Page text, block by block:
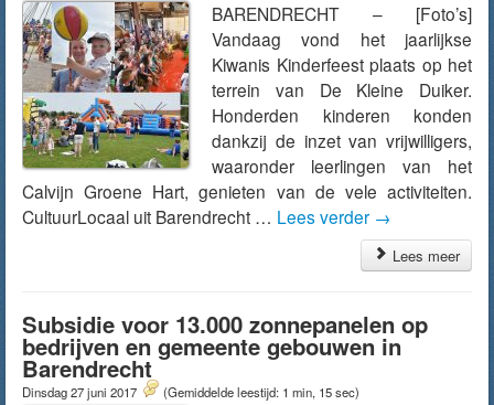
BARENDRECHT – [Foto’s]
Vandaag vond het jaarlijkse
Kiwanis Kinderfeest plaats op het
terrein van De Kleine Duiker.
Honderden kinderen konden
dankzij de inzet van vrijwilligers,
waaronder leerlingen van het
Calvijn Groene Hart, genieten van de vele activiteiten.
CultuurLocaal uit Barendrecht … Lees verder →
Lees meer
Subsidie voor 13.000 zonnepanelen op
bedrijven en gemeente gebouwen in
Barendrecht
Dinsdag 27 juni 2017 (Gemiddelde leestijd: 1 min, 15 sec)